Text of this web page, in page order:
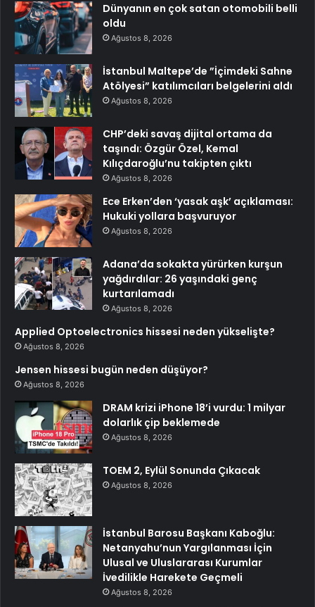
Dünyanın en çok satan otomobili belli
oldu
Ağustos 8, 2026
İstanbul Maltepe’de ”İçimdeki Sahne
Atölyesi” katılımcıları belgelerini aldı
Ağustos 8, 2026
CHP’deki savaş dijital ortama da
taşındı: Özgür Özel, Kemal
Kılıçdaroğlu’nu takipten çıktı
Ağustos 8, 2026
Ece Erken’den ‘yasak aşk’ açıklaması:
Hukuki yollara başvuruyor
Ağustos 8, 2026
Adana’da sokakta yürürken kurşun
yağdırdılar: 26 yaşındaki genç
kurtarılamadı
Ağustos 8, 2026
Applied Optoelectronics hissesi neden yükselişte?
Ağustos 8, 2026
Jensen hissesi bugün neden düşüyor?
Ağustos 8, 2026
DRAM krizi iPhone 18’i vurdu: 1 milyar
dolarlık çip beklemede
Ağustos 8, 2026
TOEM 2, Eylül Sonunda Çıkacak
Ağustos 8, 2026
İstanbul Barosu Başkanı Kaboğlu:
Netanyahu’nun Yargılanması İçin
Ulusal ve Uluslararası Kurumlar
İvedilikle Harekete Geçmeli
Ağustos 8, 2026